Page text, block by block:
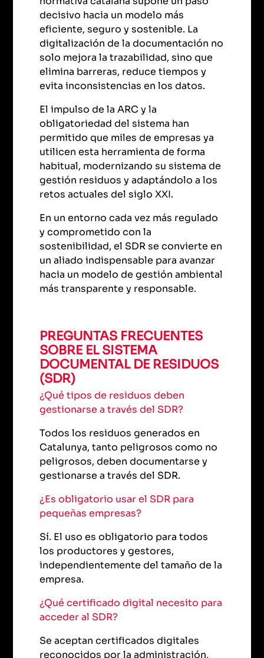
decisivo hacia un modelo más
eficiente, seguro y sostenible. La
digitalización de la documentación no
solo mejora la trazabilidad, sino que
elimina barreras, reduce tiempos y
evita inconsistencias en los datos.
El impulso de la ARC y la
obligatoriedad del sistema han
permitido que miles de empresas ya
utilicen esta herramienta de forma
habitual, modernizando su sistema de
gestión residuos y adaptándolo a los
retos actuales del siglo XXI.
En un entorno cada vez más regulado
y comprometido con la
sostenibilidad, el SDR se convierte en
un aliado indispensable para avanzar
hacia un modelo de gestión ambiental
más transparente y responsable.
PREGUNTAS FRECUENTES
SOBRE EL SISTEMA
DOCUMENTAL DE RESIDUOS
(SDR)
¿Qué tipos de residuos deben
gestionarse a través del SDR?
Todos los residuos generados en
Catalunya, tanto peligrosos como no
peligrosos, deben documentarse y
gestionarse a través del SDR.
¿Es obligatorio usar el SDR para
pequeñas empresas?
Sí. El uso es obligatorio para todos
los productores y gestores,
independientemente del tamaño de la
empresa.
¿Qué certificado digital necesito para
acceder al SDR?
Se aceptan certificados digitales
reconocidos por la administración,